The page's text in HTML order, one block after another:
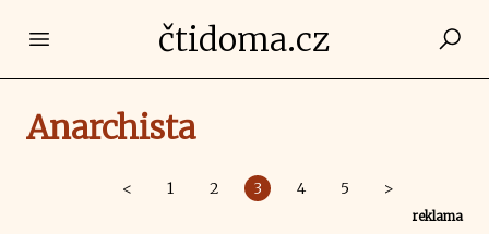
Open main menučtidoma.cz
Anarchista
< 1 2 3 4 5 >
reklama